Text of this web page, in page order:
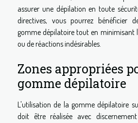
assurer une dépilation en toute
directives, vous pourrez bénéficier
gomme dépilatoire tout en minimisant
ou de réactions indésirables.
Zones appropriées
gomme dépilatoire
L'utilisation de la gomme dépilatoire
doit être réalisée avec